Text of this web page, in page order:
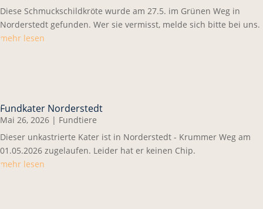
Diese Schmuckschildkröte wurde am 27.5. im Grünen Weg in
Norderstedt gefunden. Wer sie vermisst, melde sich bitte bei uns.
mehr lesen
Fundkater Norderstedt
Mai 26, 2026 | Fundtiere
Dieser unkastrierte Kater ist in Norderstedt - Krummer Weg am
01.05.2026 zugelaufen. Leider hat er keinen Chip.
mehr lesen